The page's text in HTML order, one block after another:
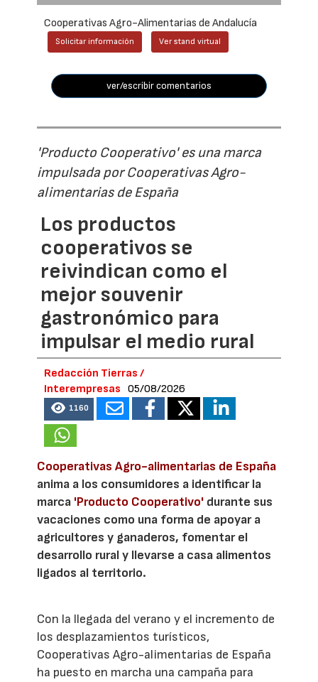
Cooperativas Agro-Alimentarias de Andalucía
Solicitar información Ver stand virtual
ver/escribir comentarios
'Producto Cooperativo' es una marca
impulsada por Cooperativas Agro-
alimentarias de España
Los productos
cooperativos se
reivindican como el
mejor souvenir
gastronómico para
impulsar el medio rural
Redacción Tierras /
Interempresas
05/08/2026
1160
Cooperativas Agro-alimentarias de España
anima a los consumidores a identificar la
marca 'Producto Cooperativo' durante sus
vacaciones como una forma de apoyar a
agricultores y ganaderos, fomentar el
desarrollo rural y llevarse a casa alimentos
ligados al territorio.
Con la llegada del verano y el incremento de
los desplazamientos turísticos,
Cooperativas Agro-alimentarias de España
ha puesto en marcha una campaña para